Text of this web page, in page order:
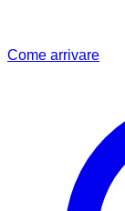
Come arrivare